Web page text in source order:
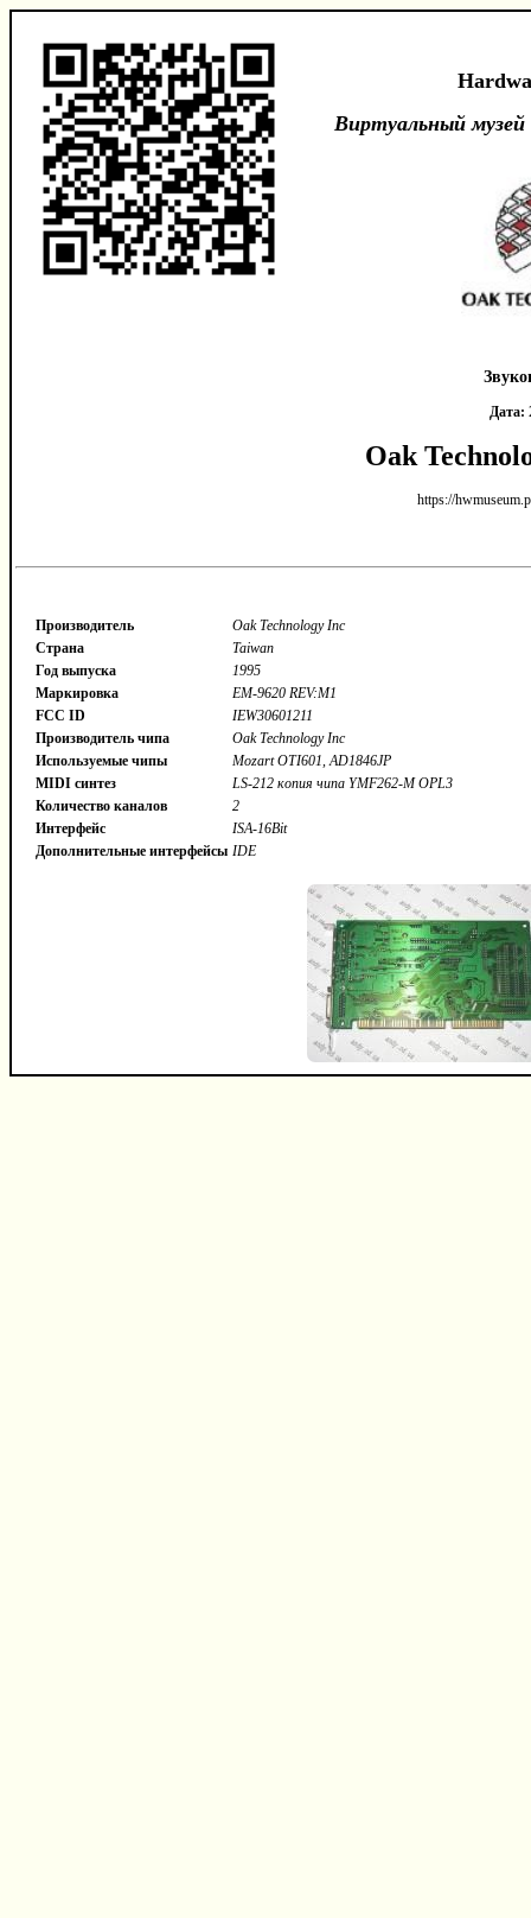
Виртуальный
Дата:
Oak
https://
Производитель
Oak Technology Inc
Страна
Taiwan
Год выпуска
1995
Маркировка
EM-9620 REV:M1
FCC ID
IEW30601211
Производитель чипа
Oak Technology Inc
Используемые чипы
Mozart OTI601, AD1846JP
MIDI синтез
LS-212 копия чипа YMF262-M OPL3
Количество каналов
2
Интерфейс
ISA-16Bit
Дополнительные интерфейсы IDE